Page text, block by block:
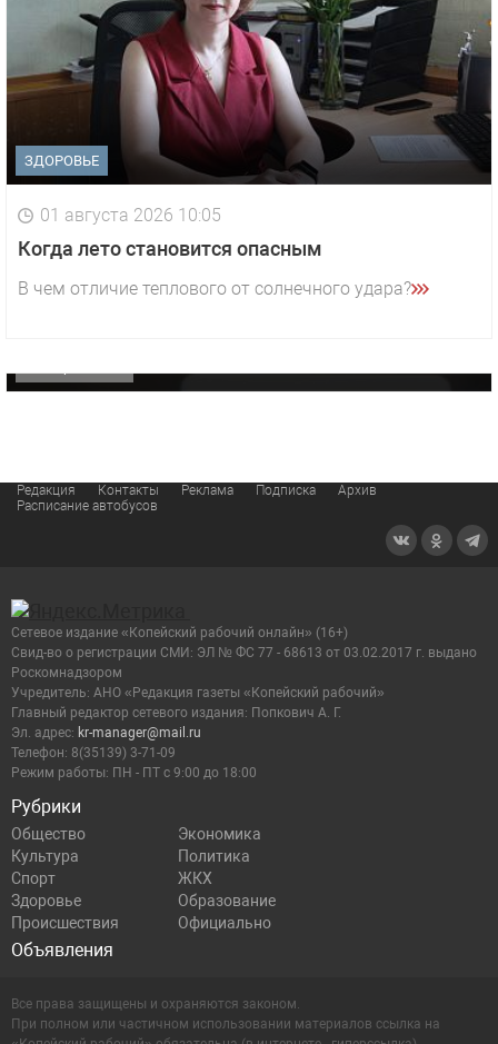
ЗДОРОВЬЕ
01 августа 2026 10:05
Когда лето становится опасным
В чем отличие теплового от солнечного удара?
«Звезда» Метрана стала главным героем нового
Редакция Контакты Реклама Подписка
Архив
Расписание автобусов
Рубрики
Общество
Экономика
Культура
Политика
Спорт
ЖКХ
Здоровье
Образование
Происшествия
Официально
Объявления
Сетевое издание «Копейский рабочий онлайн» (16+)
Cвид-во о регистрации СМИ: ЭЛ № ФС 77 - 68613 от 03.02.2017 г. выдано
Роскомнадзором
Учредитель: АНО «Редакция газеты «Копейский рабочий»
Главный редактор сетевого издания: Попкович А. Г.
Эл. адрес: kr-manager@mail.ru
Телефон: 8(35139) 3-71-09
Режим работы: ПН - ПТ с 9:00 до 18:00
Все права защищены и охраняются законом.
При полном или частичном использовании материалов ссылка на